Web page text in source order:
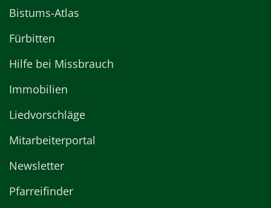
Bistums-Atlas
Fürbitten
Hilfe bei Missbrauch
Immobilien
Liedvorschläge
Mitarbeiterportal
Newsletter
Pfarreifinder